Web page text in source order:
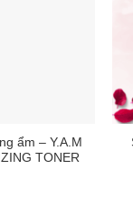
ẩm – Y.A.M
TONER